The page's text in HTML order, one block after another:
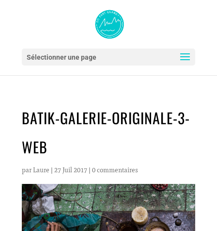
Sélectionner une page
BATIK-GALERIE-ORIGINALE-3-
WEB
par Laure | 27 Juil 2017| 0 commentaires